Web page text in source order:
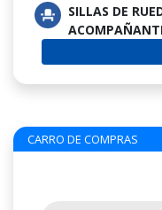
SILLAS DE
CARRO DE COMPRAS